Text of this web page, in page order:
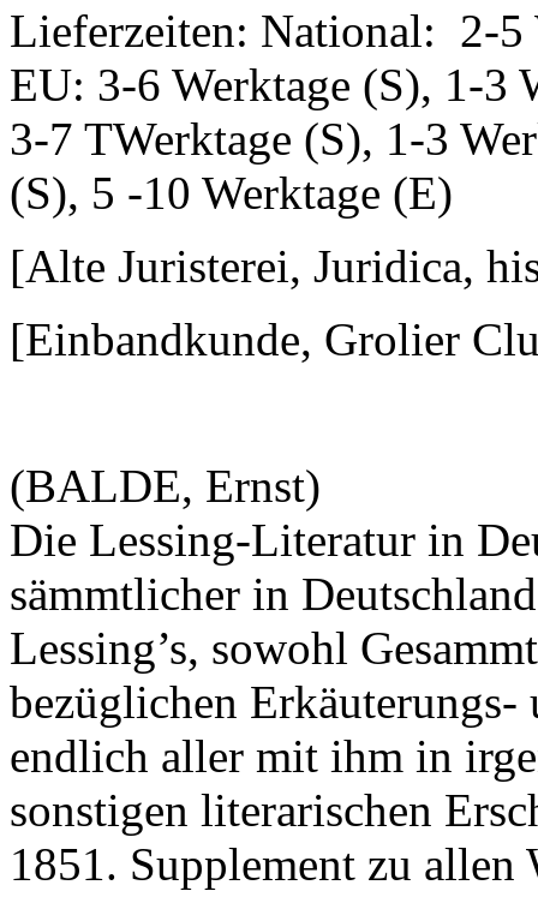
Lieferzeiten: National: 2-5
EU: 3-6 Werktage (S), 1-3
3-7 TWerktage (S), 1-3
(S), 5 -10 Werktage (E)
[Alte Juristerei, Juridica,
[Einbandkunde, Grolier
(BALDE, Ernst)
Die Lessing-Literatur in
sämmtlicher in
Lessing’s, sowohl
bezüglichen
endlich aller mit ihm in
sonstigen literarischen
1851. Supplement zu allen